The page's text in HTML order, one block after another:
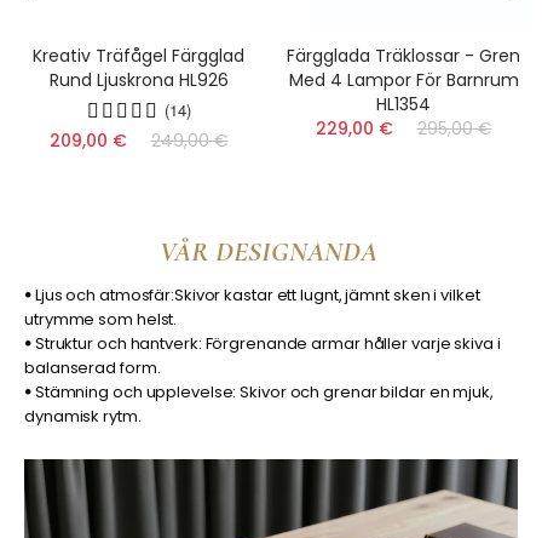
Färgglada Träklossar - Gren
Med 4 Lampor För Barnrum
HL1354
229,00 €
295,00 €
Nordisk Skiva I Trä Taklampa
- LED Halvinfälld För Sovrum
HL1353
(9)
VÅR DESIGNANDA
ꔷ Ljus och atmosfär:Skivor kastar ett lugnt, jämnt sken i vilket
utrymme som helst.
ꔷ Struktur och hantverk: Förgrenande armar håller varje skiva i
balanserad form.
ꔷ Stämning och upplevelse: Skivor och grenar bildar en mjuk,
dynamisk rytm.